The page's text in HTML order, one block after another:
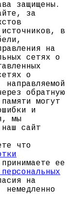
защищены.
за
в
на
сетях о
о
обратную
могут
и
мы
сайт
что
ее
на
немедленно